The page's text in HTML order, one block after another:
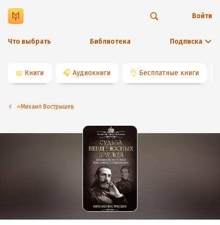
Что выбрать Библиотека Подписка
Войти
📖 Книги 🎧 Аудиокниги 👌 Бесплатные книги
⭐️Михаил Вострышев